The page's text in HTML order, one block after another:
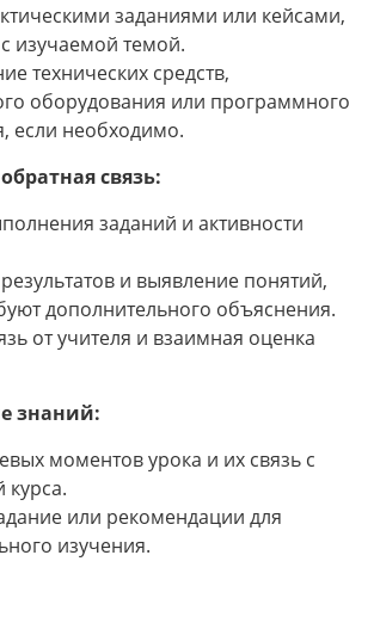
заданиями или кейсами,
изучаемой темой.
технических средств,
оборудования или программного
если необходимо.
связь:
заданий и активности
и выявление понятий,
дополнительного объяснения.
от учителя и взаимная оценка
знаний:
моментов урока и их связь с
или рекомендации для
изучения.